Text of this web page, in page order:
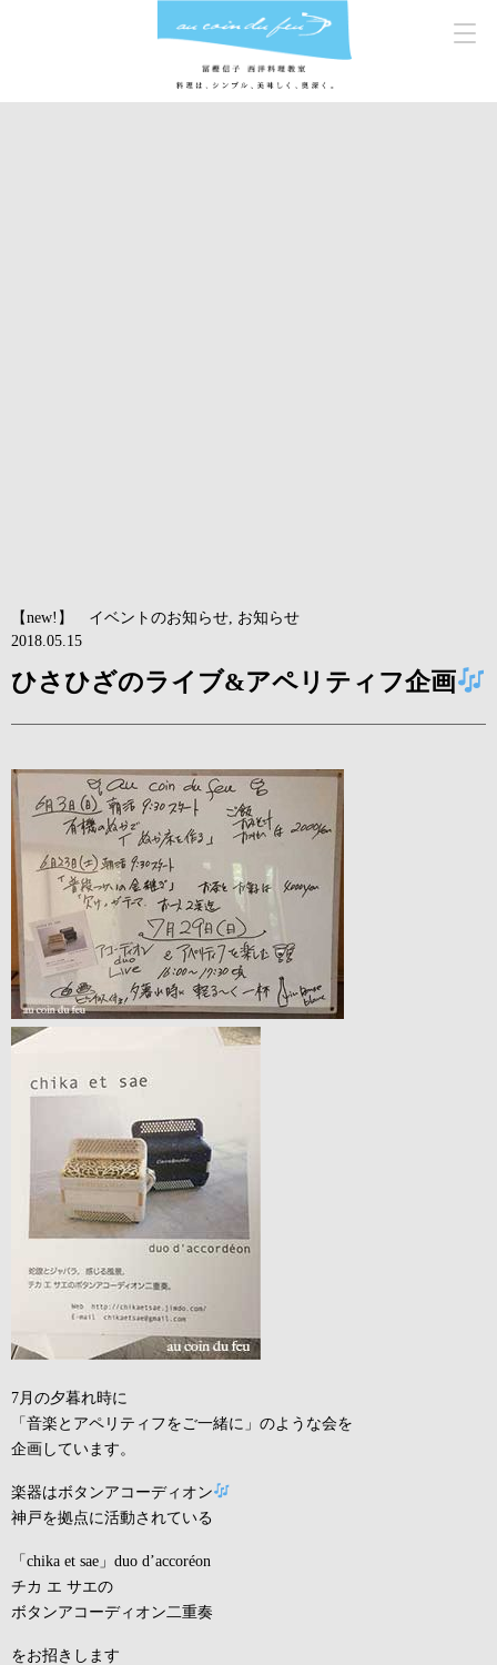
【new!】 イベントのお知らせ お知らせ
2018.05.15
ひさひざのライブ&アペリティフ企画
7月の夕暮れ時に
「音楽とアペリティフをご一緒に」のような会を
企画しています。
楽器はボタンアコーディオン
神戸を拠点に活動されている
「chika et sae」duo d’accoréon
チカ エ サエの
ボタンアコーディオン二重奏
をお招きします